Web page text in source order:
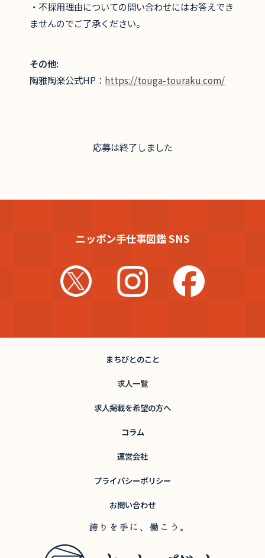
・不採用理由についての問い合わせにはお答えでき
ませんのでご了承ください。
その他:
陶雅陶楽公式HP： https://touga-touraku.com/
応募は終了しました
ニッポン手仕事図鑑 SNS
まちびとのこと
求人一覧
求人掲載を希望の方へ
コラム
運営会社
プライバシーポリシー
お問い合わせ